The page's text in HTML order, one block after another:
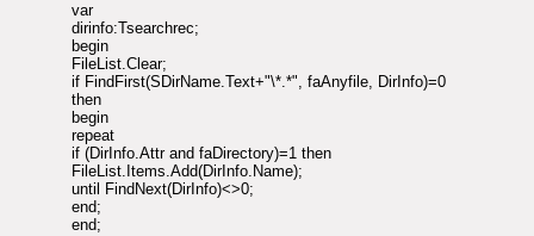
var
dirinfo:Tsearchrec;
begin
FileList.Clear;
if FindFirst(SDirName.Text+"\*.*", faAnyfile, DirInfo)=0
then
begin
repeat
if (DirInfo.Attr and faDirectory)=1 then
FileList.Items.Add(DirInfo.Name);
until FindNext(DirInfo)<>0;
end;
end;